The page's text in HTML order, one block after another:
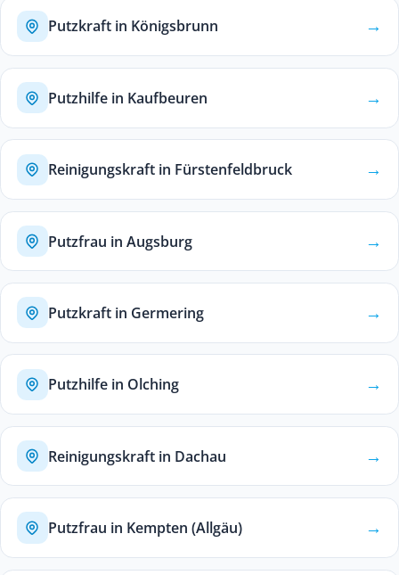
Putzkraft in Königsbrunn →
Putzhilfe in Kaufbeuren →
Reinigungskraft in Fürstenfeldbruck →
Putzfrau in Augsburg →
Putzkraft in Germering →
Putzhilfe in Olching →
Reinigungskraft in Dachau →
Putzfrau in Kempten (Allgäu) →